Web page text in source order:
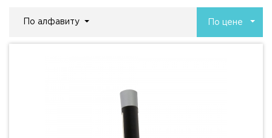
По алфавиту По цене